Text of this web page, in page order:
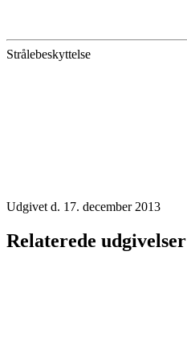
Strålebeskyttelse
Udgivet d. 17. december 2013
Relaterede udgivelser